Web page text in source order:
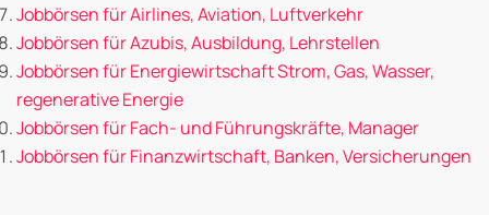
Jobbörsen für Airlines, Aviation, Luftverkehr
Jobbörsen für Azubis, Ausbildung, Lehrstellen
Jobbörsen für Energiewirtschaft Strom, Gas, Wasser,
regenerative Energie
Jobbörsen für Fach- und Führungskräfte, Manager
Jobbörsen für Finanzwirtschaft, Banken, Versicherungen